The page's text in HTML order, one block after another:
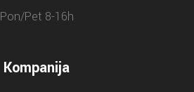
Pon/Pet 8-16h
Kompanija